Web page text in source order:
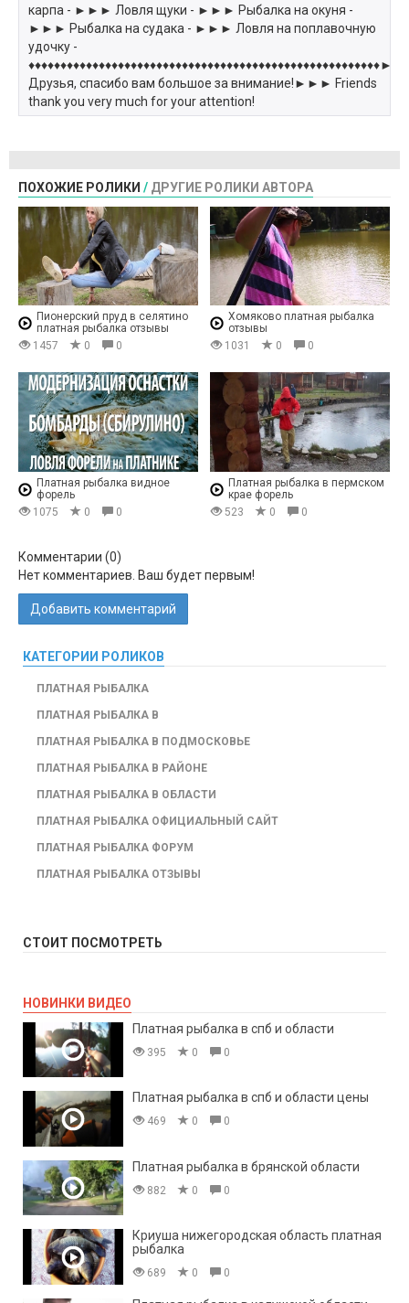
карпа - ►►► Ловля щуки - ►►► Рыбалка на окуня -
►►► Рыбалка на судака - ►►► Ловля на поплавочную
удочку -
Друзья, спасибо вам большое за внимание!►►► Friends
thank you very much for your attention!
ПОХОЖИЕ РОЛИКИ / ДРУГИЕ РОЛИКИ АВТОРА
Пионерский пруд в селятино
платная рыбалка отзывы
1457
0 0
Хомяково платная рыбалка
отзывы
1031
0 0
Платная рыбалка видное
форель
1075
0 0
Платная рыбалка в пермском
крае форель
523
0 0
Комментарии (0)
Нет комментариев. Ваш будет первым!
Добавить комментарий
КАТЕГОРИИ РОЛИКОВ
ПЛАТНАЯ РЫБАЛКА
ПЛАТНАЯ РЫБАЛКА В
ПЛАТНАЯ РЫБАЛКА В ПОДМОСКОВЬЕ
ПЛАТНАЯ РЫБАЛКА В РАЙОНЕ
ПЛАТНАЯ РЫБАЛКА В ОБЛАСТИ
ПЛАТНАЯ РЫБАЛКА ОФИЦИАЛЬНЫЙ САЙТ
ПЛАТНАЯ РЫБАЛКА ФОРУМ
ПЛАТНАЯ РЫБАЛКА ОТЗЫВЫ
СТОИТ ПОСМОТРЕТЬ
НОВИНКИ ВИДЕО
Платная рыбалка в спб и области
395 0 0
Платная рыбалка в спб и области цены
469 0 0
Платная рыбалка в брянской области
882 0 0
Криуша нижегородская область платная
рыбалка
689 0 0